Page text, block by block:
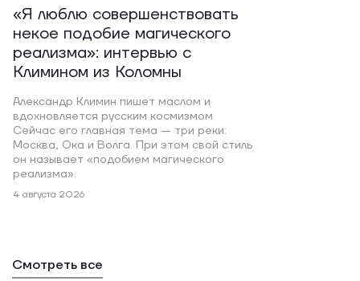
«Я люблю совершенствовать
некое подобие магического
реализма»: интервью с
Климином из Коломны
Александр Климин пишет маслом и
вдохновляется русским космизмом.
Сейчас его главная тема — три реки:
Москва, Ока и Волга. При этом свой стиль
он называет «подобием магического
реализма».
4 августа 2026
Смотреть все